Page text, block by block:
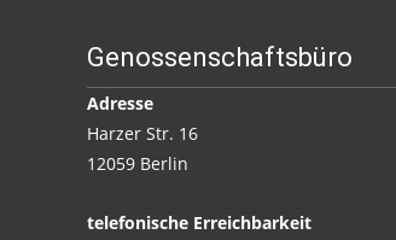
Genossenschaftsbüro
Adresse
Harzer Str. 16
12059 Berlin
telefonische Erreichbarkeit